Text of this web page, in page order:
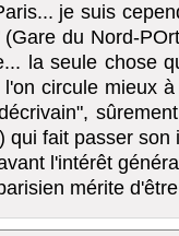
je suis
du Nord-
la seule chose
l'on circule mieux
qui fait passer
l'intérêt
mérite